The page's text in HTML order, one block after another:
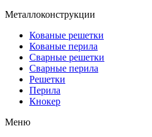
Металлоконструкции
Кованые решетки
Кованые перила
Сварные решетки
Сварные перила
Решетки
Перила
Кнокер
Меню